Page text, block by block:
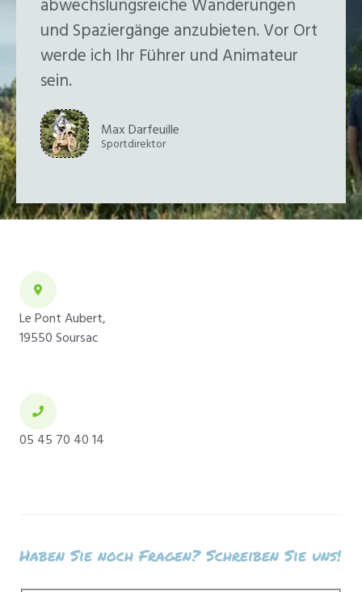
und Spaziergänge anzubieten. Vor Ort
werde ich Ihr Führer und Animateur
sein.
Max Darfeuille
Sportdirektor
Le Pont Aubert,
19550 Soursac​
05 45 70 40 14
Haben Sie noch Fragen? Schreiben Sie uns!